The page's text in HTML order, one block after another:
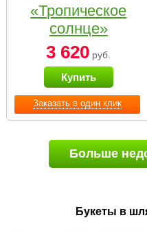
Заказать в один клик
«Тропическое
солнце»
3 620 руб.
Купить
Больше
Букеты в